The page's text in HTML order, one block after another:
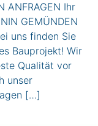
ANFRAGEN Ihr
GEMÜNDEN
uns finden Sie
Bauprojekt! Wir
Qualität vor
unser
[…]